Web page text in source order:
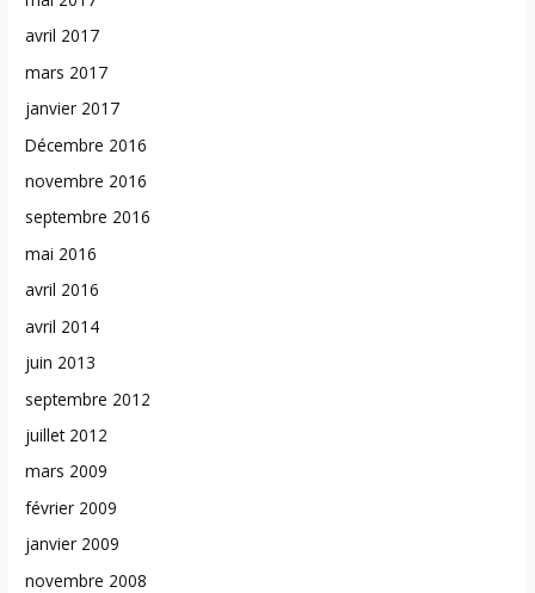
avril 2017
mars 2017
janvier 2017
Décembre 2016
novembre 2016
septembre 2016
mai 2016
avril 2016
avril 2014
juin 2013
septembre 2012
juillet 2012
mars 2009
février 2009
janvier 2009
novembre 2008